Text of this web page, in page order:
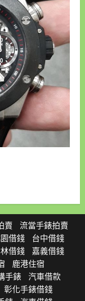
賣
流當手錶拍賣
借錢
台中借錢
借錢
嘉義借錢
鹿港住宿
手錶
汽車借款
彰化手錶借錢